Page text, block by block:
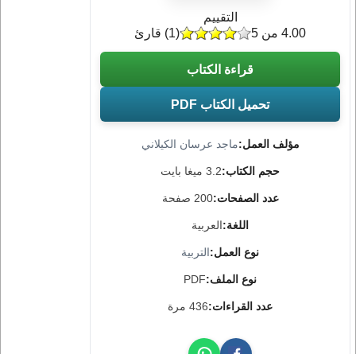
مؤلف العمل:ماجد عرسان الكيلاني
حجم الكتاب:3.2 ميغا بايت
عدد الصفحات:200 صفحة
اللغة:العربية
نوع العمل:التربية
نوع الملف:PDF
عدد القراءات:436 مرة
التقييم
(
1) قارئ 4.00 من 5
قراءة الكتاب
تحميل الكتاب PDF